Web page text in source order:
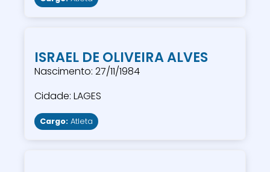
ISRAEL DE OLIVEIRA ALVES
Nascimento: 27/11/1984
Cidade: LAGES
Cargo: Atleta